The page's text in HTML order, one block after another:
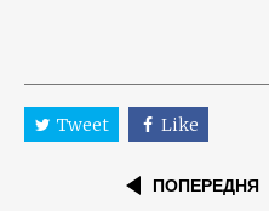
Tweet Like
ПОПЕРЕДНЯ